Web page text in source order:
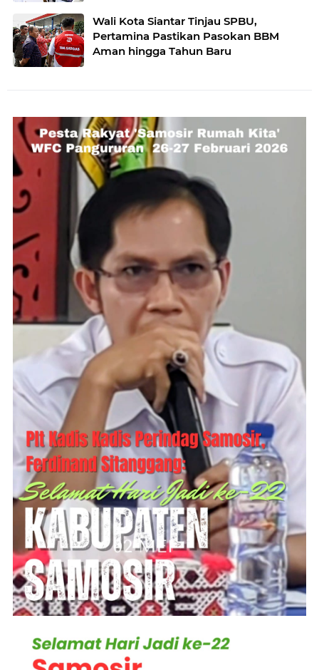
Wali Kota Siantar Tinjau SPBU,
Pertamina Pastikan Pasokan BBM
Aman hingga Tahun Baru